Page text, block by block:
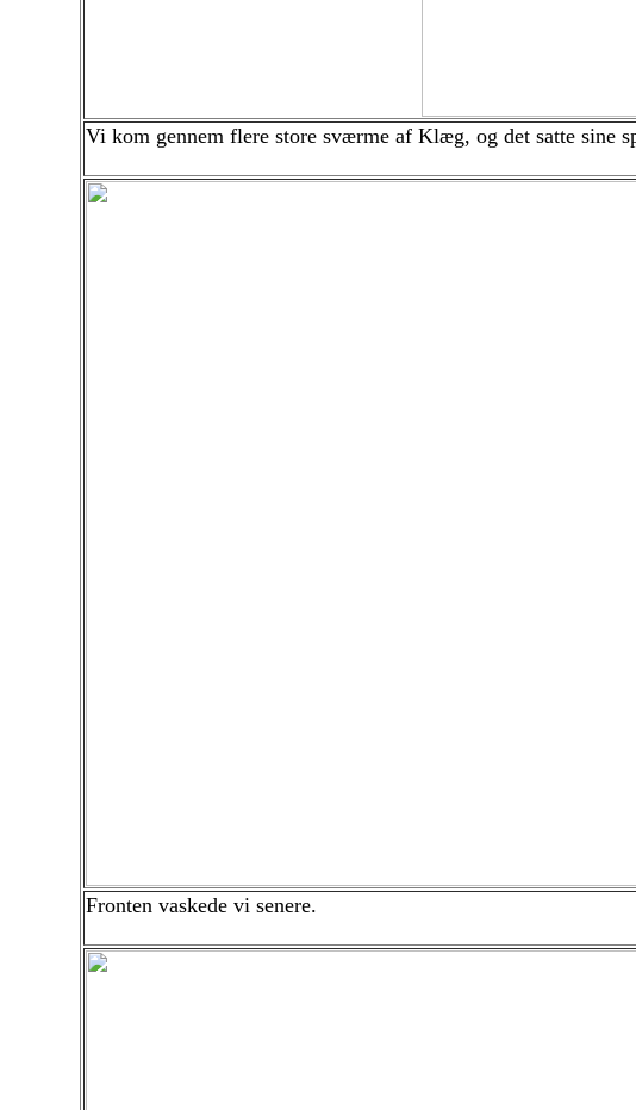
Vi kom gennem flere store sværme af Klæg, og det satte sine
Fronten vaskede vi senere.